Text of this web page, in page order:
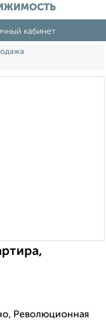
кабинет
Революционная